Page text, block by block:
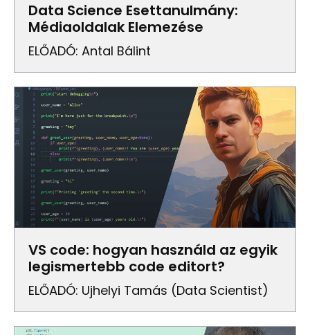
Data Science Esettanulmány:
Médiaoldalak Elemezése
ELŐADÓ: Antal Bálint
VS code: hogyan használd az egyik
legismertebb code editort?
ELŐADÓ: Ujhelyi Tamás (Data Scientist)